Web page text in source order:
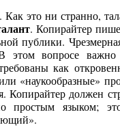
это ни странно,
. Копирайтер
публики.
этом вопросе
как
«наукообразные»
Копирайтер должен
простым языком;